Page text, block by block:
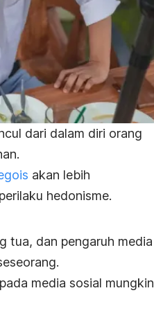
dari dalam diri orang
akan lebih
hedonisme.
tua, dan pengaruh media
media sosial mungkin